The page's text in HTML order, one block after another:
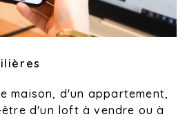
maison, d'un appartement,
d'un loft à vendre ou à